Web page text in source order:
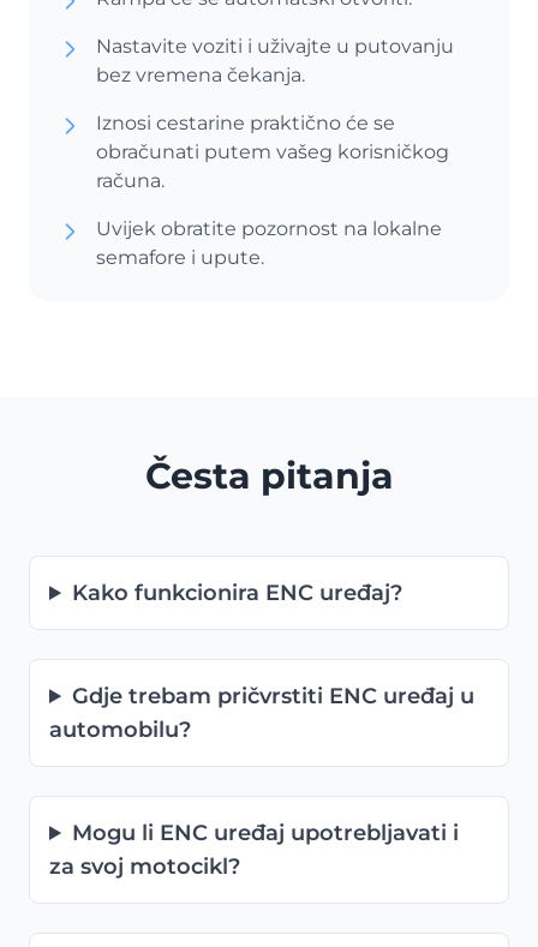
Nastavite voziti i uživajte u putovanju
bez vremena čekanja.
Iznosi cestarine praktično će se
obračunati putem vašeg korisničkog
računa.
Uvijek obratite pozornost na lokalne
semafore i upute.
Česta pitanja
Kako funkcionira ENC uređaj?
Gdje trebam pričvrstiti ENC uređaj u
automobilu?
Mogu li ENC uređaj upotrebljavati i
za svoj motocikl?